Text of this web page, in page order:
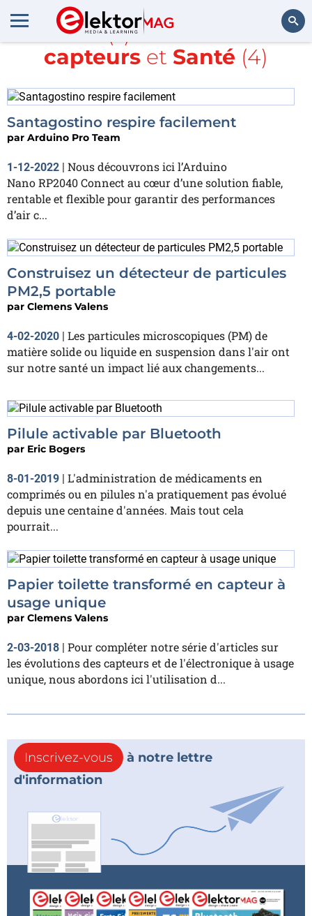
Rechercher
Article(s) avec la balise
capteurs et Santé (4)
Santagostino respire facilement
par Arduino Pro Team
1-12-2022 | Nous découvrons ici l’Arduino
Nano RP2040 Connect au cœur d’une solution fiable,
rentable et flexible pour garantir des performances
d’air c...
Construisez un détecteur de particules
PM2,5 portable
par Clemens Valens
4-02-2020 | Les particules microscopiques (PM) de
matière solide ou liquide en suspension dans l'air ont
sur notre santé un impact lié aux changements...
Pilule activable par Bluetooth
par Eric Bogers
8-01-2019
L'administration de médicaments en
comprimés ou en pilules n'a pratiquement pas évolué
depuis une centaine d'années. Mais tout cela
pourrait...
Papier toilette transformé en capteur à
usage unique
par Clemens Valens
2-03-2018 | Pour compléter notre série d'articles sur
les évolutions des capteurs et de l'électronique à usage
unique, nous abordons ici l'utilisation d...
Inscrivez-vous
à notre lettre
d'information